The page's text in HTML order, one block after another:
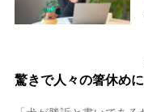
驚きで人々の箸休めに